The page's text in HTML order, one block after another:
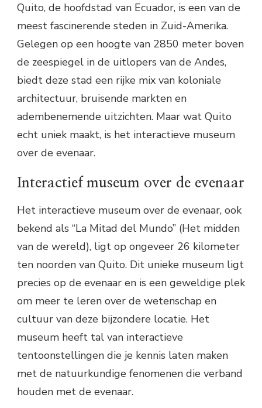
Quito, de hoofdstad van Ecuador, is een van de
meest fascinerende steden in Zuid-Amerika.
Gelegen op een hoogte van 2850 meter boven
de zeespiegel in de uitlopers van de Andes,
biedt deze stad een rijke mix van koloniale
architectuur, bruisende markten en
adembenemende uitzichten. Maar wat Quito
echt uniek maakt, is het interactieve museum
over de evenaar.
Interactief museum over de evenaar
Het interactieve museum over de evenaar, ook
bekend als “La Mitad del Mundo” (Het midden
van de wereld), ligt op ongeveer 26 kilometer
ten noorden van Quito. Dit unieke museum ligt
precies op de evenaar en is een geweldige plek
om meer te leren over de wetenschap en
cultuur van deze bijzondere locatie. Het
museum heeft tal van interactieve
tentoonstellingen die je kennis laten maken
met de natuurkundige fenomenen die verband
houden met de evenaar.